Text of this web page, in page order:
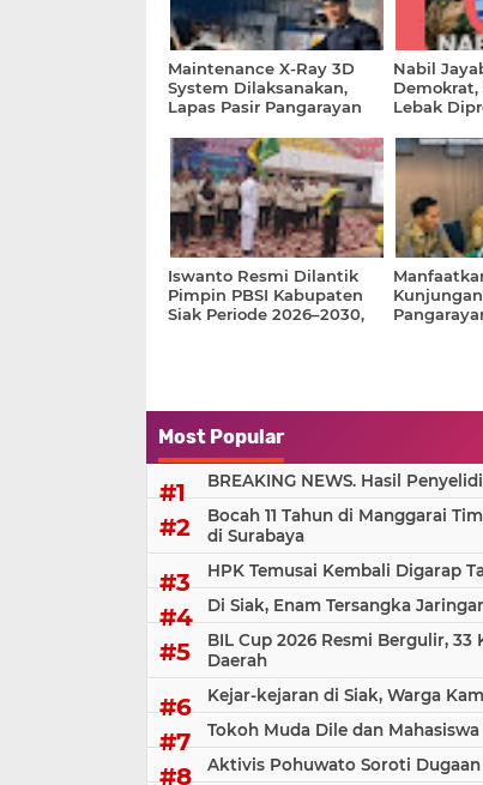
Maintenance X-Ray 3D
System Dilaksanakan,
Lapas Pasir Pangarayan
Keamanan Tetap Prima
Nabil
Lebak
Iswanto Resmi Dilantik
Pimpin PBSI Kabupaten
Siak Periode 2026–2030,
Most Popular
BREAKING NEWS. Hasil
Bocah 11 Tahun di Manggarai
di Surabaya
HPK Temusai Kembali Digarap
Di Siak, Enam Tersangka
BIL Cup 2026 Resmi Bergulir,
Daerah
Kejar-kejaran di Siak, Warga
Tokoh Muda Dile dan
Aktivis Pohuwato Soroti